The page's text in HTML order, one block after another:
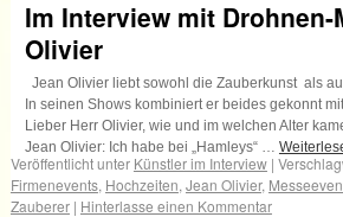
Im Interview mit Drohnen-
Olivier
Jean Olivier liebt sowohl die Zauberkunst als
In seinen Shows kombiniert er beides gekonnt
Lieber Herr Olivier, wie und im welchen Alter
Jean Olivier: Ich habe bei „Hamleys“ …
Veröffentlicht unter Künstler im Interview |
Firmenevents, Hochzeiten, Jean Olivier,
Zauberer | Hinterlasse einen Kommentar